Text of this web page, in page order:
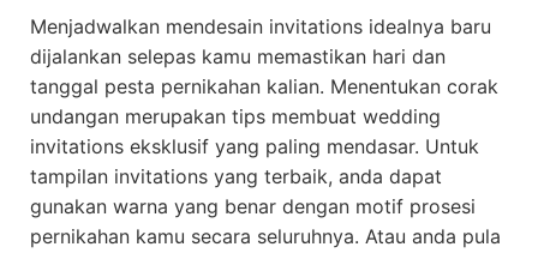
Menjadwalkan mendesain invitations idealnya baru
dijalankan selepas kamu memastikan hari dan
tanggal pesta pernikahan kalian. Menentukan corak
undangan merupakan tips membuat wedding
invitations eksklusif yang paling mendasar. Untuk
tampilan invitations yang terbaik, anda dapat
gunakan warna yang benar dengan motif prosesi
pernikahan kamu secara seluruhnya. Atau anda pula